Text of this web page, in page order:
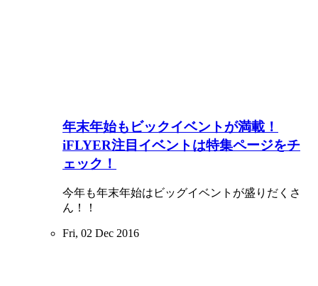
年末年始もビックイベントが満載！
iFLYER注目イベントは特集ページをチ
ェック！
今年も年末年始はビッグイベントが盛りだくさ
ん！！
Fri, 02 Dec 2016